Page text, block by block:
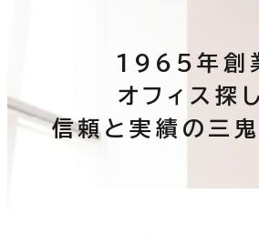
1965年創
オフィス探
信頼と実績の三鬼